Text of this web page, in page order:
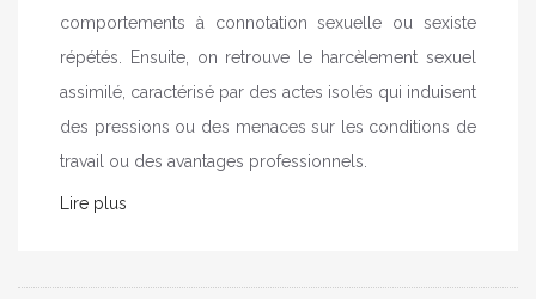
comportements à connotation sexuelle ou sexiste
répétés. Ensuite, on retrouve le harcèlement sexuel
assimilé, caractérisé par des actes isolés qui induisent
des pressions ou des menaces sur les conditions de
travail ou des avantages professionnels.
Lire plus